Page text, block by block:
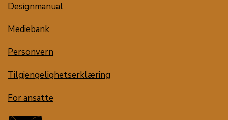
Designmanual
Mediebank
Personvern
Tilgjengelighetserklæring
For ansatte